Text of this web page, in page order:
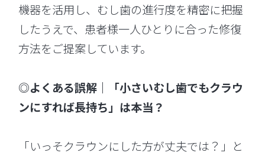
機器を活用し、むし歯の進行度を精密に把握
したうえで、患者様一人ひとりに合った修復
方法をご提案しています。
◎よくある誤解｜「小さいむし歯でもクラウ
ンにすれば長持ち」は本当？
「いっそクラウンにした方が丈夫では？」と